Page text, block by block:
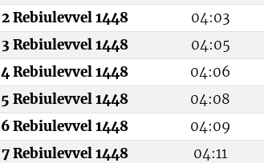
2 Rebiulevvel 1448 04:03
3 Rebiulevvel 1448 04:05
4 Rebiulevvel 1448 04:06
5 Rebiulevvel 1448 04:08
6 Rebiulevvel 1448 04:09
7 Rebiulevvel 1448 04:11